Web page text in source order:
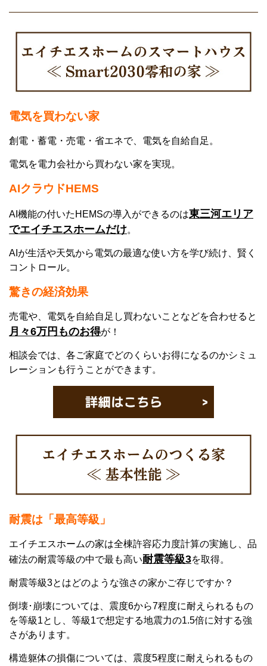
電気を買わない家
創電・蓄電・売電・省エネで、電気を自給自足。
電気を電力会社から買わない家を実現。
AIクラウドHEMS
AI機能の付いたHEMSの導入ができるのは東三河エリア
でエイチエスホームだけ。
AIが生活や天気から電気の最適な使い方を学び続け、賢く
コントロール。
驚きの経済効果
売電や、電気を自給自足し買わないことなどを合わせると
月々6万円ものお得が！
相談会では、各ご家庭でどのくらいお得になるのかシミュ
レーションも行うことができます。
耐震は「最高等級」
エイチエスホームの家は全棟許容応力度計算の実施し、品
確法の耐震等級の中で最も高い耐震等級3を取得。
耐震等級3とはどのような強さの家かご存じですか？
倒壊･崩壊については、震度6から7程度に耐えられるもの
を等級1とし、等級1で想定する地震力の1.5倍に対する強
さがあります。
構造躯体の損傷については、震度5程度に耐えられるもの